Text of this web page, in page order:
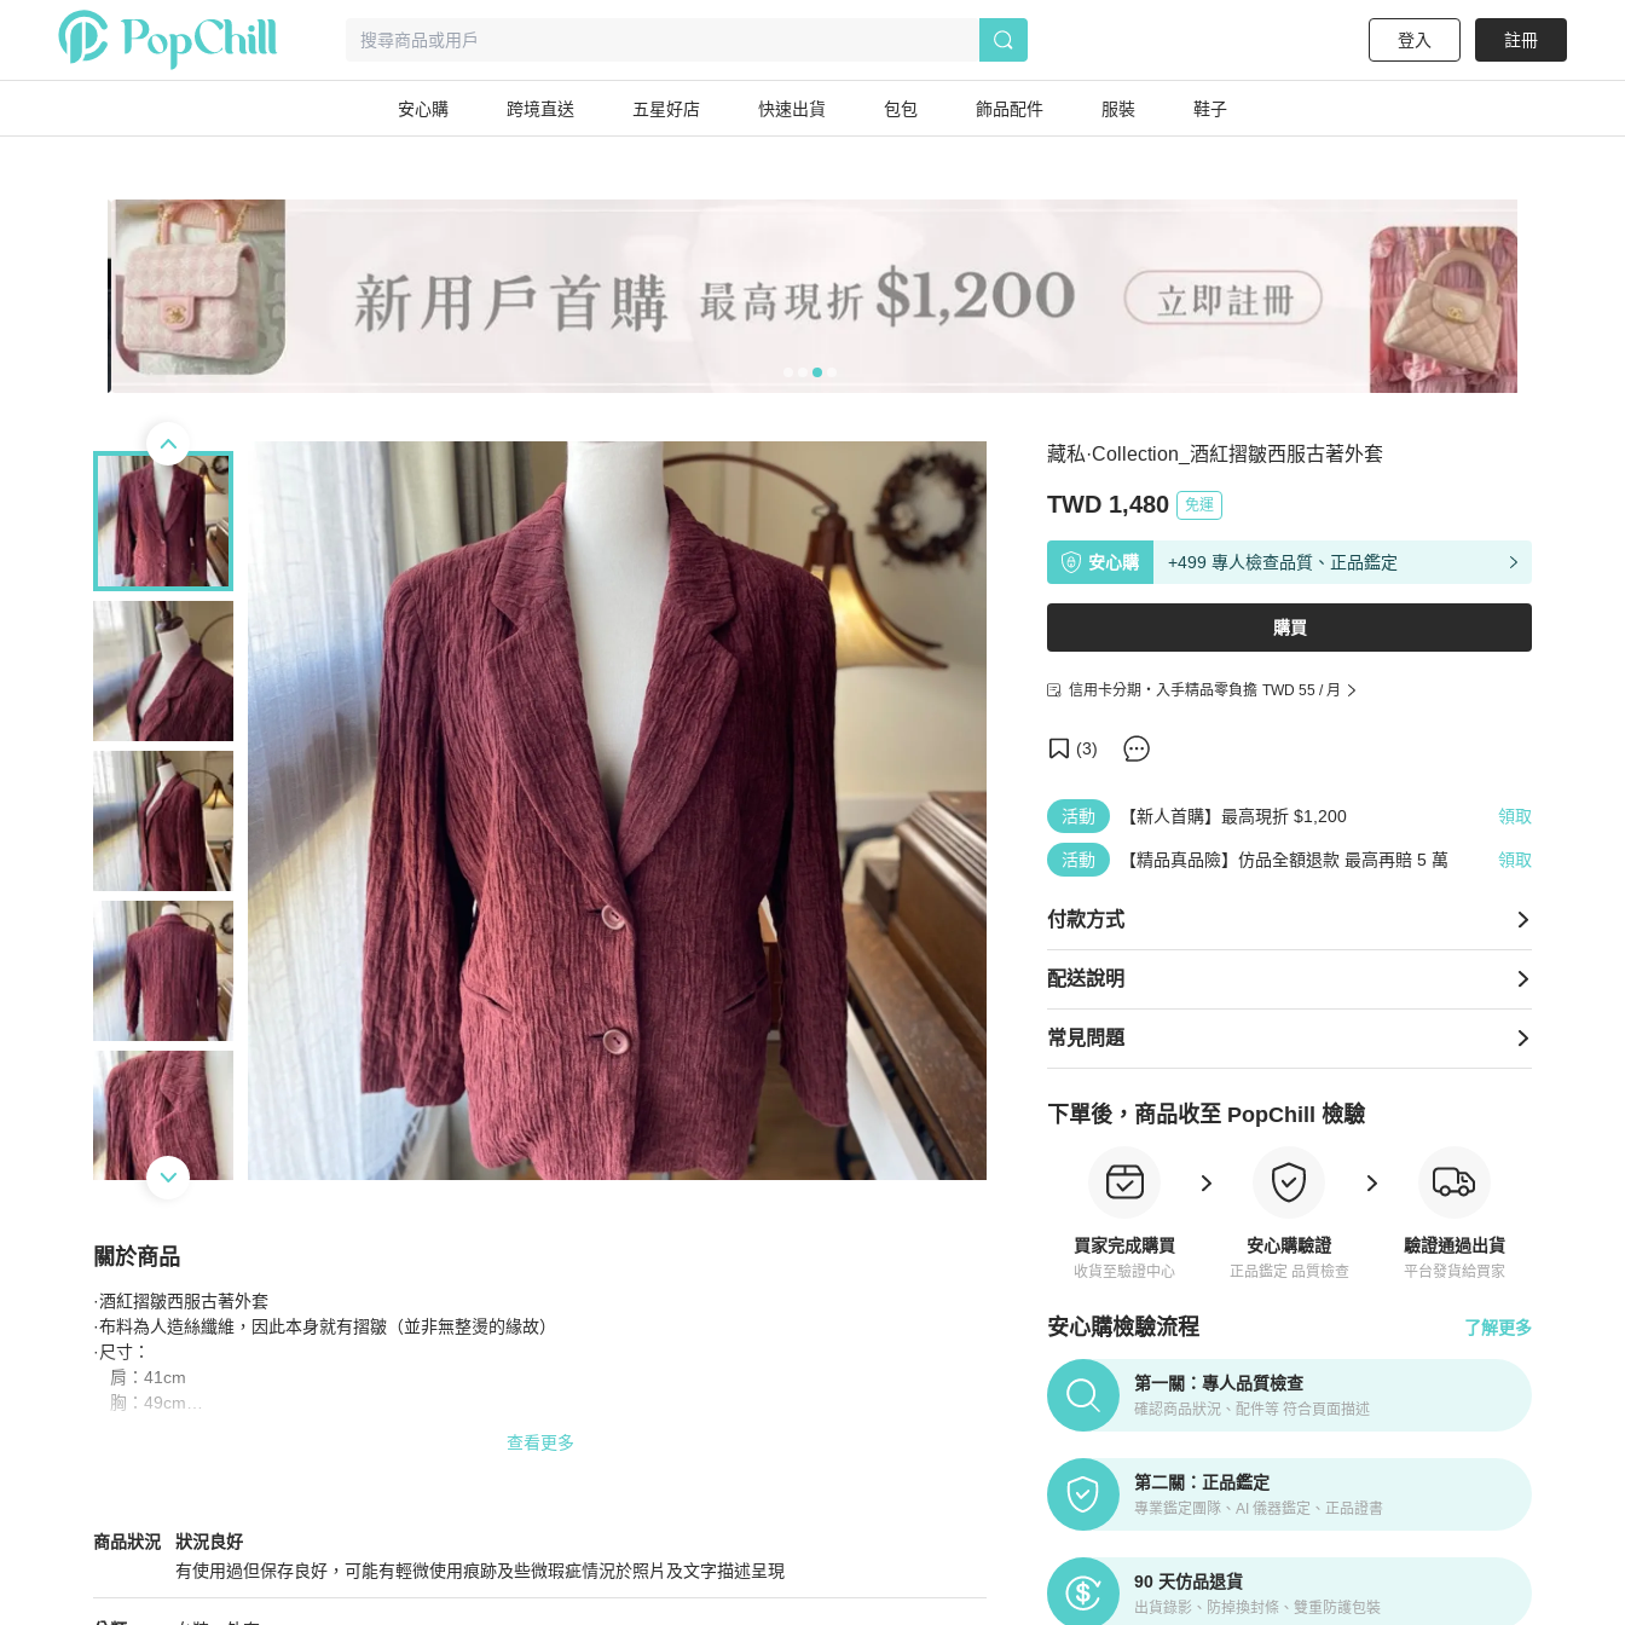
登入 註冊
安心購 跨境直送 五星好店 快速出貨 包包 飾品配件 服裝 鞋子
藏私·Collection_酒紅摺皺西服古著外套
TWD 1,480 免運
安心購 +499 專人檢查品質、正品鑑定
購買
信用卡分期・入手精品零負擔 TWD 55 / 月
(3)
活動 【新人首購】最高現折 $1,200 領取
活動 【精品真品險】仿品全額退款 最高再賠 5 萬 領取
付款方式
配送說明
常見問題
下單後，商品收至 PopChill 檢驗
買家完成購買
收貨至驗證中心
安心購驗證
正品鑑定 品質檢查
驗證通過出貨
平台發貨給買家
安心購檢驗流程 了解更多
PopChill拍拍圈正品驗證、安心購檢驗流程介紹
第一關：專人品質檢查
確認商品狀況、配件等 符合頁面描述
第二關：正品鑑定
專業鑑定團隊、AI 儀器鑑定、正品證書
90 天仿品退貨
出貨錄影、防掉換封條、雙重防護包裝
關於商品
關於藏私·Collection_酒紅摺皺西服古著外套
·酒紅摺皺西服古著外套
·布料為人造絲纖維，因此本身就有摺皺（並非無整燙的緣故）
·尺寸：
肩：41cm
胸：49cm
FB:https://www.facebook.com/Hidden.MyPrivate/
#古著 #古著西服外套 #藏私‧Collection
查看更多
商品狀況
女裝商品狀態與細節
狀況良好
有使用過但保存良好，可能有輕微使用痕跡及些微瑕疵情況於照片及文字描述呈現
狀況良好